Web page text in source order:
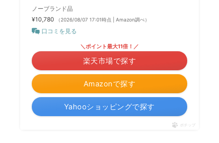
ノーブランド品
¥10,780
（2026/08/07 17:01時点 | Amazon調べ）
口コミを見る
Amazonで探す
＼ポイント最大11倍！／
楽天市場で探す
Yahooショッピングで探す
ポチップ